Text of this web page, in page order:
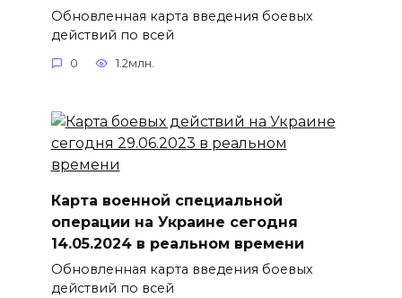
Обновленная карта введения боевых
действий по всей
0 1.2млн.
Карта военной специальной
операции на Украине сегодня
14.05.2024 в реальном времени
Обновленная карта введения боевых
действий по всей